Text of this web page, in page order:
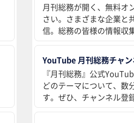
月刊総務が開く、無料オ
さい。さまざまな企業と
信。総務の皆様の情報収
YouTube 月刊総務チャ
『月刊総務』公式
どのテーマについて、数
す。ぜひ、チャンネル登